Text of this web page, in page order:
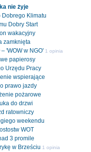
nie żyje
Dobrego Klimatu
Dobry Start
wakacyjny
zamknięta
'WOW w NGO' 1 opinia
papierosy
Urzędu Pracy
wspierające
prawo jazdy
pożarowe
do drzwi
ratowniczy
weekendu
WOT
3 promile
w Brześciu 1 opinia